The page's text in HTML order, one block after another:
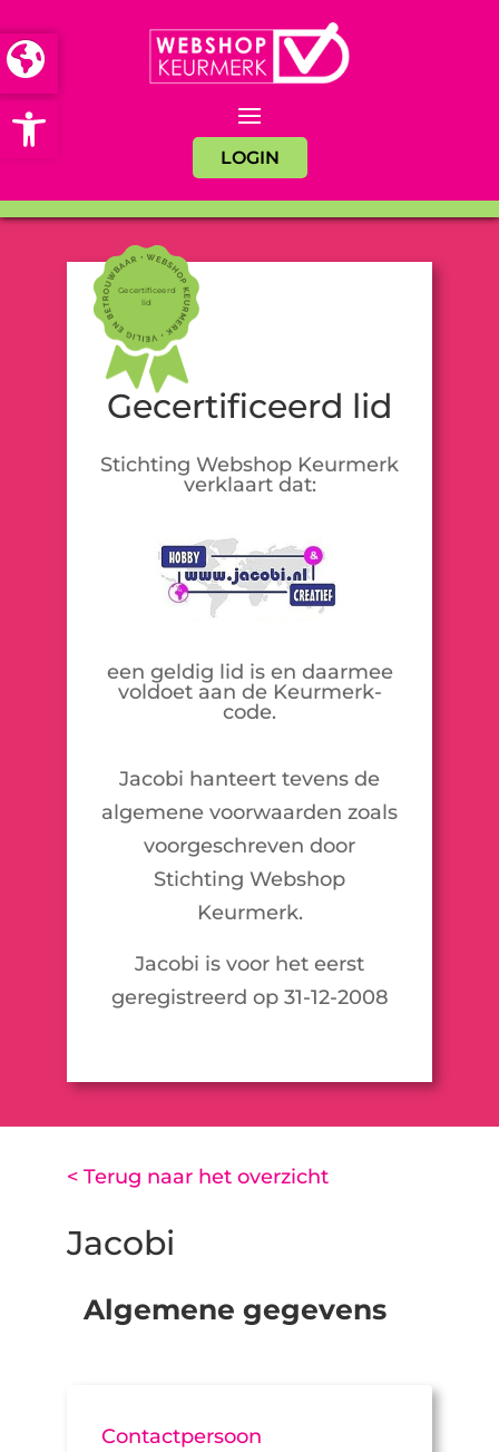
Open toolbar
LOGIN
Gecertificeerd
lid
Gecertificeerd lid
Stichting Webshop Keurmerk
verklaart dat:
een geldig lid is en daarmee
voldoet aan de Keurmerk-
code.
Jacobi hanteert tevens de
algemene voorwaarden zoals
voorgeschreven door
Stichting Webshop
Keurmerk.
Jacobi is voor het eerst
geregistreerd op 31-12-2008
< Terug naar het overzicht
Jacobi
Algemene gegevens
Contactpersoon